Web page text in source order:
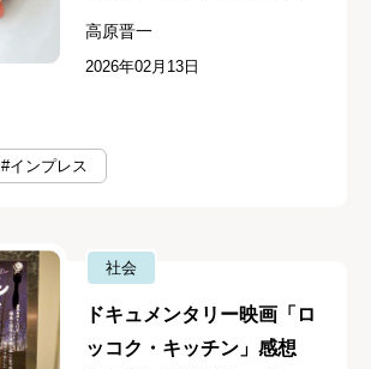
高原晋一
2026年02月13日
#インプレス
社会
ドキュメンタリー映画「ロ
ッコク・キッチン」感想